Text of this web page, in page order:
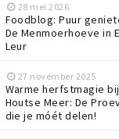
28 mei 2026
Foodblog: Puur
De Menmoerhoeve in
Leur
27 november 2025
Warme herfstmagie
Houtse Meer: De
die je móét delen!